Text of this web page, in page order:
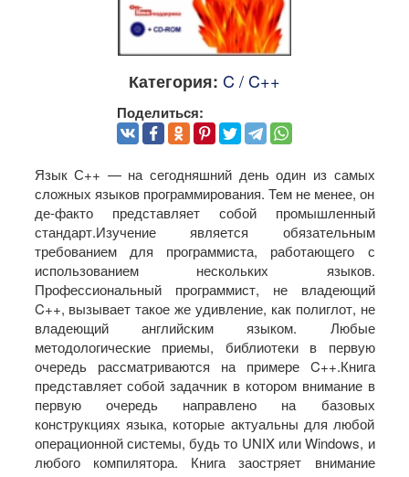
Категория: C / C++
Поделиться:
Язык С++ — на сегодняшний день один из самых
сложных языков программирования. Тем не менее, он
де-факто представляет собой промышленный
стандарт.Изучение является обязательным
требованием для программиста, работающего с
использованием нескольких языков.
Профессиональный программист, не владеющий
C++, вызывает такое же удивление, как полиглот, не
владеющий английским языком. Любые
методологические приемы, библиотеки в первую
очередь рассматриваются на примере C++.Книга
представляет собой задачник в котором внимание в
первую очередь направлено на базовых
конструкциях языка, которые актуальны для любой
операционной системы, будь то UNIX или Windows, и
любого компилятора. Книга заостряет внимание